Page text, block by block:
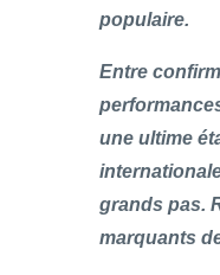
populaire.
Entre
une ultime
grands pas.
marquants